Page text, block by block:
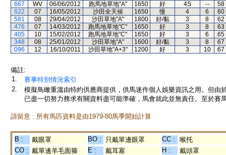
667
WV 06/06/2012 跑馬地草地"A" 1650 好 4S --
58
622
07 16/05/2012 沙田全天候 1650 慢 4 6
60
581
08 29/04/2012 沙田草地"A" 1800 好/黏 3 8
62
476
07 14/03/2012 跑馬地草地"C" 1650 好 3 8
63
405
10 15/02/2012 跑馬地草地"C" 1650 好 3 6
65
348
08 25/01/2012 沙田草地"A" 1600 好/黏 3 8
67
096
12 16/10/2011 沙田草地"A+3" 1200 好 3 10 67
備註:
1.
賽事特別情況索引
2.
模擬鳥瞰重溫由特約供應商提供，供馬迷作個人娛樂資訊之用。但
已盡一切努力務求有關資料盡可能準確，馬會就此並無責任。至於賽
請留意 : 所有馬匹資料是由1979-80馬季開始計算
B : 戴眼罩 BO : 只戴單邊眼罩 CC :
喉托
CO : 戴單邊羊毛面箍 E : 戴耳塞 H :
戴頭罩